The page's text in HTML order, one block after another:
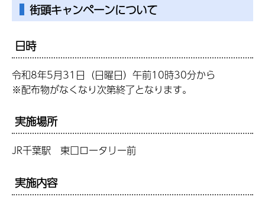
街頭キャンペーンについて
日時
令和8年5月31日（日曜日）午前10時30分から
※配布物がなくなり次第終了となります。
実施場所
JR千葉駅 東口ロータリー前
実施内容